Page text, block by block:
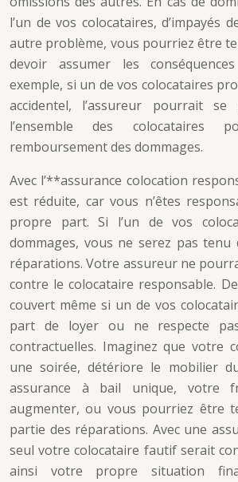
l’un de vos colocataires, d’impayés
autre problème, vous pourriez être
devoir assumer les
exemple, si un de vos colocataires
accidentel, l’assureur pourrait
l’ensemble des colocataires
remboursement des dommages.
Avec l’**assurance colocation
est réduite, car vous n’êtes
propre part. Si l’un de vos
dommages, vous ne serez pas
réparations. Votre assureur ne
contre le colocataire responsable.
couvert même si un de vos
part de loyer ou ne respecte
contractuelles. Imaginez que votre
une soirée, détériore le mobilier
assurance à bail unique, votre
augmenter, ou vous pourriez être
partie des réparations. Avec une
seul votre colocataire fautif serait
ainsi votre propre situation